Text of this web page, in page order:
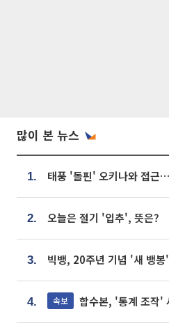
많이 본 뉴스
1.
2. 오늘은 절기 '입추', 뜻은?
3.
4. 속보 합수본, '통계 조작' 서울·경기